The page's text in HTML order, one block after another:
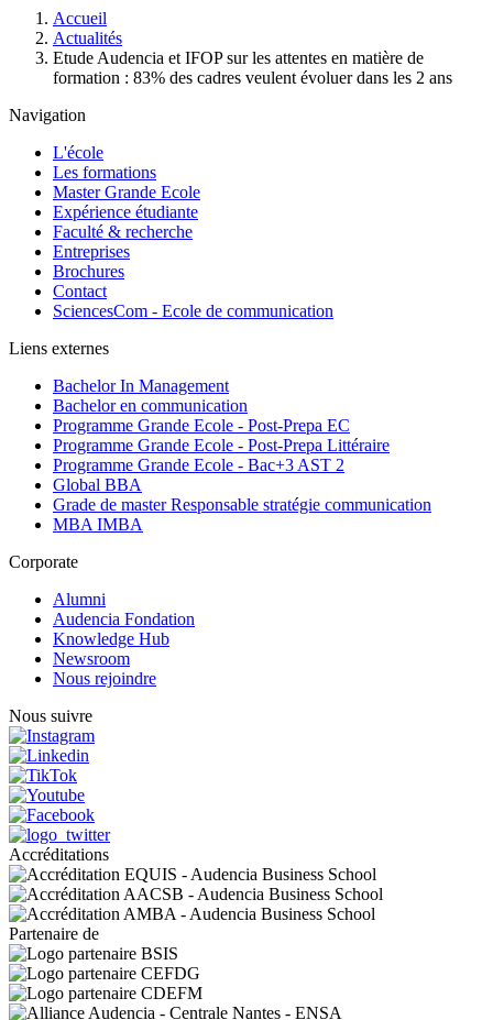
d'Ariane
Accueil
Actualités
Etude Audencia et IFOP sur les attentes en matière de
formation : 83% des cadres veulent évoluer dans les 2 ans
Navigation
L'école
Les formations
Master Grande Ecole
Expérience étudiante
Faculté & recherche
Entreprises
Brochures
Contact
SciencesCom - Ecole de communication
Liens externes
Bachelor In Management
Bachelor en communication
Programme Grande Ecole - Post-Prepa EC
Programme Grande Ecole - Post-Prepa Littéraire
Programme Grande Ecole - Bac+3 AST 2
Global BBA
Grade de master Responsable stratégie communication
MBA IMBA
Corporate
Alumni
Audencia Fondation
Knowledge Hub
Newsroom
Nous rejoindre
Nous suivre
Accréditations
Partenaire de